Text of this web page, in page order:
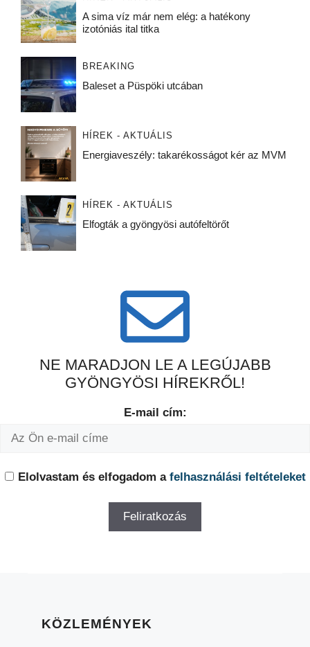
A sima víz már nem elég: a hatékony
izotóniás ital titka
BREAKING
Baleset a Püspöki utcában
HÍREK - AKTUÁLIS
Energiaveszély: takarékosságot kér az MVM
HÍREK - AKTUÁLIS
Elfogták a gyöngyösi autófeltörőt
NE MARADJON LE A LEGÚJABB
GYÖNGYÖSI HÍREKRŐL!
E-mail cím:
Elolvastam és elfogadom a felhasználási feltételeket
KÖZLEMÉNYEK